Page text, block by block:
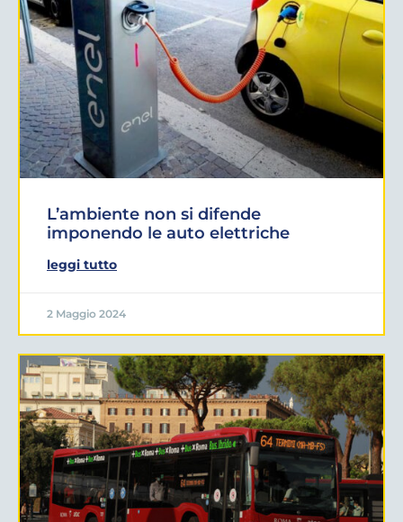
L’ambiente non si difende
imponendo le auto elettriche
leggi tutto
2 Maggio 2024